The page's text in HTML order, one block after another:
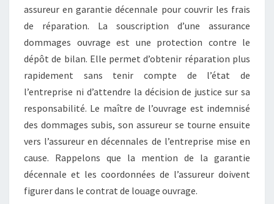
assureur en garantie décennale pour couvrir les frais
de réparation. La souscription d’une assurance
dommages ouvrage est une protection contre le
dépôt de bilan. Elle permet d’obtenir réparation plus
rapidement sans tenir compte de l’état de
l’entreprise ni d’attendre la décision de justice sur sa
responsabilité. Le maître de l’ouvrage est indemnisé
des dommages subis, son assureur se tourne ensuite
vers l’assureur en décennales de l’entreprise mise en
cause. Rappelons que la mention de la garantie
décennale et les coordonnées de l’assureur doivent
figurer dans le contrat de louage ouvrage.